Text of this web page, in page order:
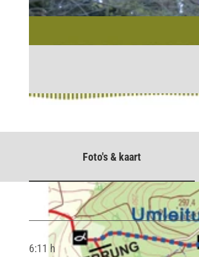
Foto's & kaart
6:11 h